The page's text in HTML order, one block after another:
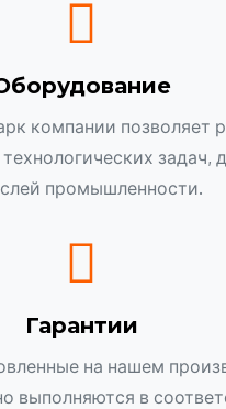
компании позволяет
задач,
промышленности.
Гарантии
на нашем
выполняются в